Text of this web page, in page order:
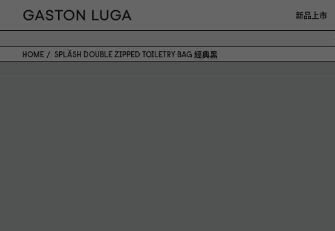
新品上市
HOME SPLÄSH DOUBLE ZIPPED TOILETRY BAG 經典黑